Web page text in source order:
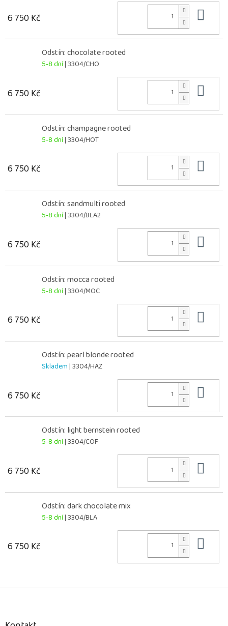
6 750 Kč
Odstín: chocolate rooted
5-8 dní| 3304/CHO
6 750 Kč
Odstín: champagne rooted
5-8 dní| 3304/HOT
6 750 Kč
Odstín: sandmulti rooted
5-8 dní| 3304/BLA2
6 750 Kč
Odstín: mocca rooted
5-8 dní| 3304/MOC
6 750 Kč
Odstín: pearl blonde rooted
Skladem| 3304/HAZ
6 750 Kč
Odstín: light bernstein rooted
5-8 dní| 3304/COF
6 750 Kč
Odstín: dark chocolate mix
5-8 dní| 3304/BLA
6 750 Kč
Z